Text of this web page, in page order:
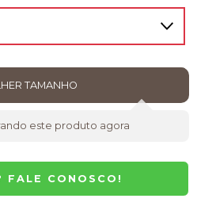
este produto agora
FALE CONOSCO!